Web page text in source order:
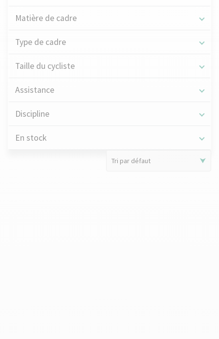
Matière de cadre
Type de cadre
Taille du cycliste
Assistance
Discipline
En stock